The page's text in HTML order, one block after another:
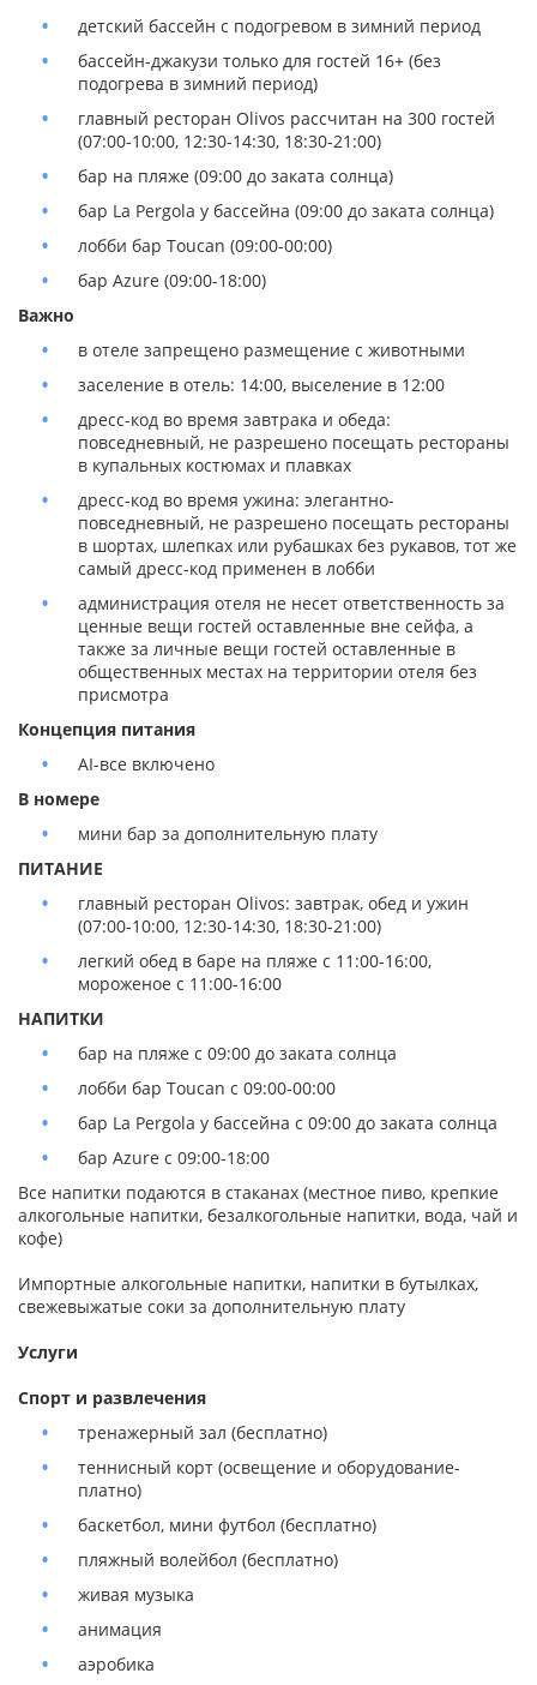
детский бассейн с подогревом в зимний период
бассейн-джакузи только для гостей 16+ (без
подогрева в зимний период)
главный ресторан Olivоs рассчитан на 300 гостей
(07:00-10:00, 12:30-14:30, 18:30-21:00)
бар на пляже (09:00 до заката солнца)
бар La Pergola у бассейна (09:00 до заката солнца)
лобби бар Toucan (09:00-00:00)
бар Azure (09:00-18:00)
Важно
в отеле запрещено размещение с животными
заселение в отель: 14:00, выселение в 12:00
дресс-код во время завтрака и обеда:
повседневный, не разрешено посещать рестораны
в купальных костюмах и плавках
дресс-код во время ужина: элегантно-
повседневный, не разрешено посещать рестораны
в шортах, шлепках или рубашках без рукавов, тот же
самый дресс-код применен в лобби
администрация отеля не несет ответственность за
ценные вещи гостей оставленные вне сейфа, а
также за личные вещи гостей оставленные в
общественных местах на территории отеля без
присмотра
Концепция питания
AI-все включено
В номере
мини бар за дополнительную плату
ПИТАНИЕ
главный ресторан Olivоs: завтрак, обед и ужин
(07:00-10:00, 12:30-14:30, 18:30-21:00)
легкий обед в баре на пляже с 11:00-16:00,
мороженое с 11:00-16:00
НАПИТКИ
бар на пляже с 09:00 до заката солнца
лобби бар Toucan с 09:00-00:00
бар La Pergola у бассейна с 09:00 до заката солнца
бар Azure с 09:00-18:00
Все напитки подаются в стаканах (местное пиво, крепкие
алкогольные напитки, безалкогольные напитки, вода, чай и
кофе)
Импортные алкогольные напитки, напитки в бутылках,
свежевыжатые соки за дополнительную плату
Услуги
Спорт и развлечения
тренажерный зал (бесплатно)
теннисный корт (освещение и оборудование-
платно)
баскетбол, мини футбол (бесплатно)
пляжный волейбол (бесплатно)
живая музыка
анимация
аэробика